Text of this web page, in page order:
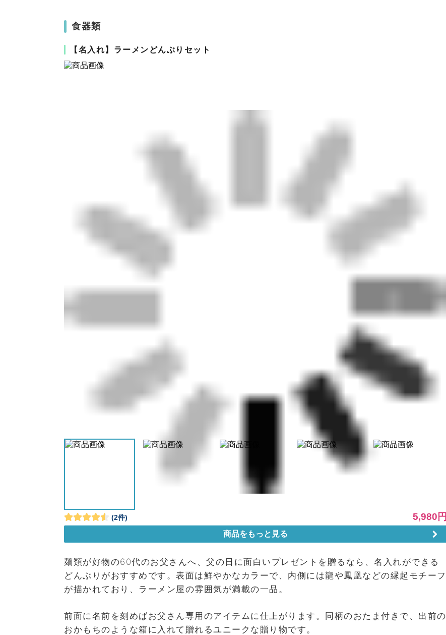
食器類
【名入れ】ラーメンどんぶりセット
麺類が好物の60代のお父さんへ、父の日に面白いプレゼントを贈るなら、名入れができる
どんぶりがおすすめです。表面は鮮やかなカラーで、内側には龍や鳳凰などの縁起モチーフ
が描かれており、ラーメン屋の雰囲気が満載の一品。
前面に名前を刻めばお父さん専用のアイテムに仕上がります。同柄のおたま付きで、出前の
おかもちのような箱に入れて贈れるユニークな贈り物です。